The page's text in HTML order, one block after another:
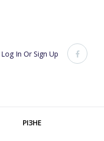
Log In Or Sign Up
РІЗНЕ